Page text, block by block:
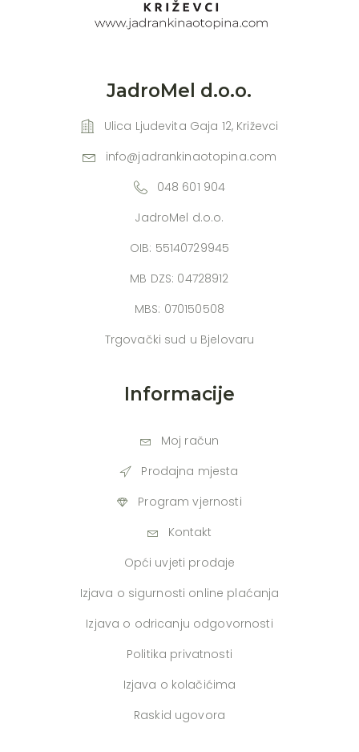
JadroMel d.o.o.
Ulica Ljudevita Gaja 12, Križevci
info@jadrankinaotopina.com
048 601 904
JadroMel d.o.o.
OIB: 55140729945
MB DZS: 04728912
MBS: 070150508
Trgovački sud u Bjelovaru
Informacije
Moj račun
Prodajna mjesta
Program vjernosti
Kontakt
Opći uvjeti prodaje
Izjava o sigurnosti online plaćanja
Izjava o odricanju odgovornosti
Politika privatnosti
Izjava o kolačićima
Raskid ugovora